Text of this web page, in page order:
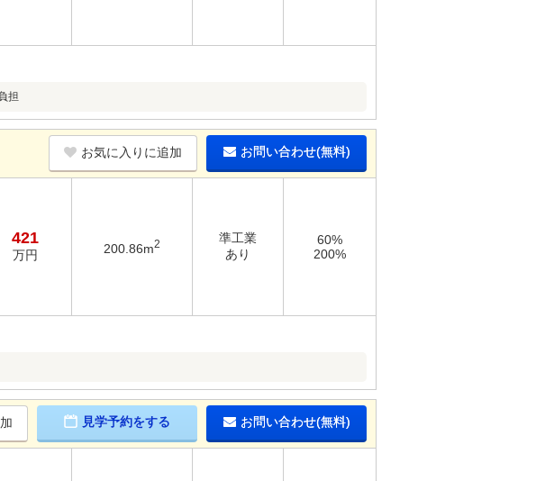
担
お気に入りに追加 お問い合わせ(無料)
421
万円 200.86m2
準工業
あり
60%
200%
見学予約をする お問い合わせ(無料)